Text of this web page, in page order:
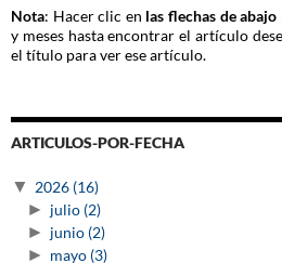
Nota: Hacer clic en las flechas de abajo
y meses hasta encontrar el artículo
el título para ver ese artículo.
ARTICULOS-POR-FECHA
▼ 2026 (16)
► julio (2)
► junio (2)
► mayo (3)